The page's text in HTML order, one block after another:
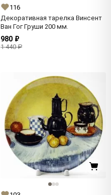
116
Декоративная тарелка Винсент
Ван Гог Груши 200 мм.
980 ₽
1 440 ₽